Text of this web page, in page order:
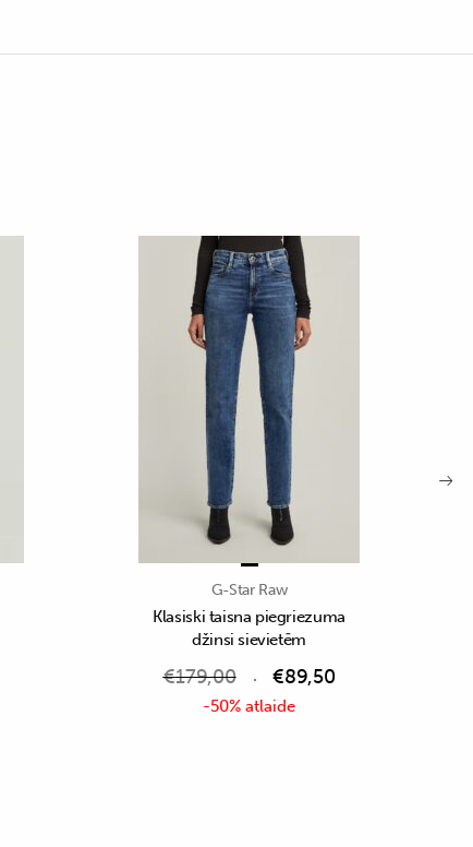
G-Star Raw
Klasiski taisna piegriezuma
džinsi sievietēm
€179,00 €89,50
-50% atlaide